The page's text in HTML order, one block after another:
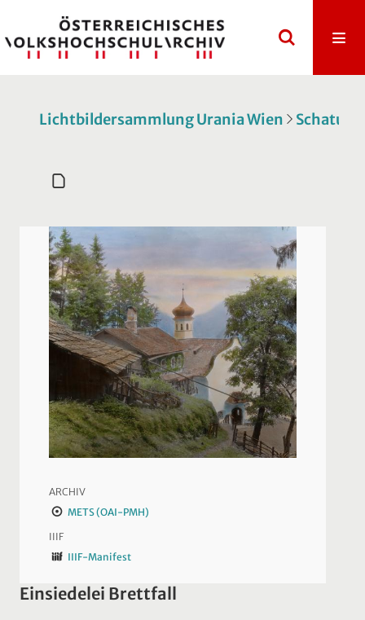
Lichtbildersammlung Urania Wien
ARCHIV
METS (OAI-PMH)
IIIF
IIIF-Manifest
Einsiedelei Brettfall